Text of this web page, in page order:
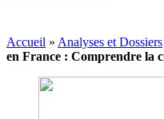
Accueil » Analyses et Dossiers
en France : Comprendre la